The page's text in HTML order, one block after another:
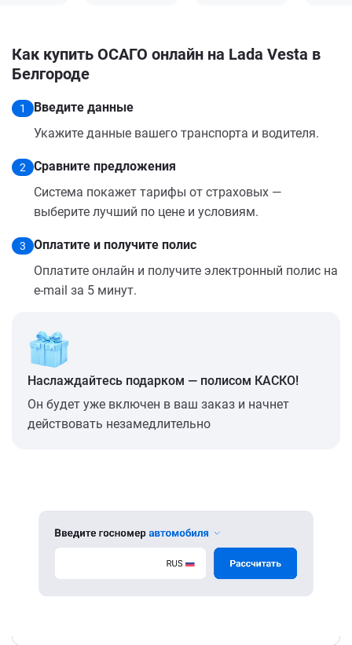
Как купить ОСАГО онлайн на Lada Vesta в
Белгороде
1
Введите данные
Укажите данные вашего транспорта и водителя.
2
Сравните предложения
Система покажет тарифы от страховых —
выберите лучший по цене и условиям.
3
Оплатите и получите полис
Оплатите онлайн и получите электронный полис на
e-mail за 5 минут.
Наслаждайтесь подарком — полисом КАСКО!
Он будет уже включен в ваш заказ и начнет
действовать незамедлительно